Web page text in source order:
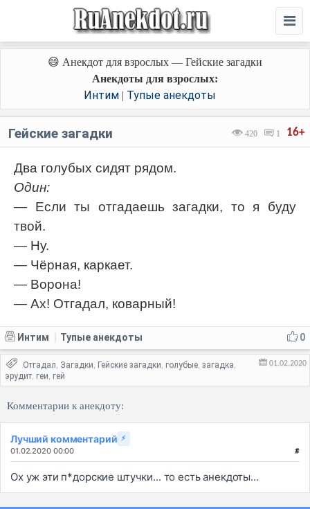
😄 Анекдот для взрослых — Гейские загадки
Анекдоты для взрослых:
Интим | Тупые анекдоты
16+
420 1
Гейские загадки
Два голубых сидят рядом.
Один:
— Если ты отгадаешь загадки, то я буду
твой.
— Ну.
— Чёрная, каркает.
— Ворона!
— Ах! Отгадал, коварный!
0
Интим Тупые анекдоты
01.02.2020
Отгадал, Загадки, Гейские загадки, голубые, загадка,
эрудит, геи, гей
Комментарии к анекдоту:
Лучший комментарий ⚡
01.02.2020 00:00 #
Ох уж эти п*дорские штучки... то есть анекдоты...